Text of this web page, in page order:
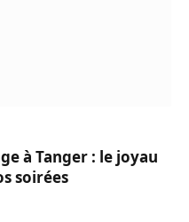
à Tanger : le joyau
soirées